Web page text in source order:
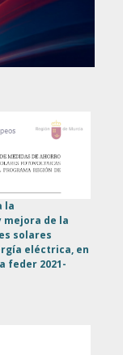
la
mejora de la
solares
eléctrica, en
feder 2021-